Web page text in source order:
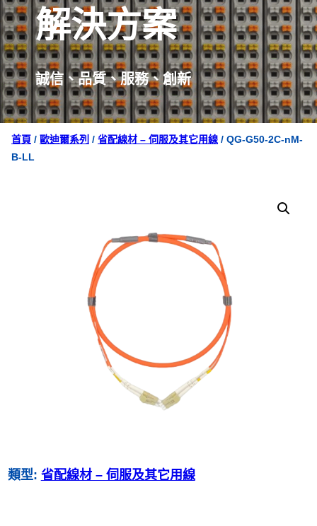
解決方案
誠信、品質、服務、創新
首頁 / 歐迪爾系列 / 省配線材 – 伺服及其它用線 / QG-G50-2C-nM-
B-LL
類型: 省配線材 – 伺服及其它用線